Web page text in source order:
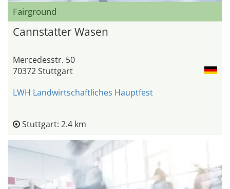
Fairground
Cannstatter Wasen
Mercedesstr. 50
70372 Stuttgart
LWH Landwirtschaftliches Hauptfest
Stuttgart: 2.4 km